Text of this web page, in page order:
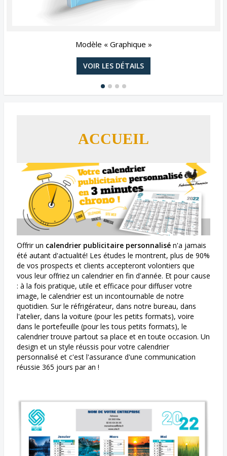
Modèle « Photos » crème
VOIR LES DÉTAILS
ACCUEIL
Offrir un calendrier publicitaire personnalisé n'a jamais
été autant d'actualité! Les études le montrent, plus de 90%
de vos prospects et clients accepteront volontiers que
vous leur offriez un calendrier en fin d'année. Et pour cause
: à la fois pratique, utile et efficace pour diffuser votre
image, le calendrier est un incontournable de notre
quotidien. Sur le réfrigérateur, dans notre bureau, dans
l'atelier, dans la voiture (pour les petits formats), voire
dans le portefeuille (pour les tous petits formats), le
calendrier trouve partout sa place et en toute occasion. Un
design et un style réussis pour votre calendrier
personnalisé et c'est l'assurance d'une communication
réussie 365 jours par an !